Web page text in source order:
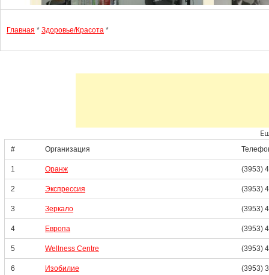
Главная * Здоровье/Красота *
# Организация
1 Оранж (3953)
2 Экспрессия (3953)
3 Зеркало (3953)
4 Европа (3953)
5 Wellness Centre (3953)
6 Изобилие (3953)